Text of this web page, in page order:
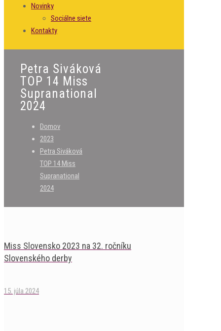
Novinky
Sociálne siete
Kontakty
Petra Siváková
TOP 14 Miss
Supranational
2024
Domov
2023
Petra Siváková
TOP 14 Miss
Supranational
2024
Miss Slovensko 2023 na 32. ročníku
Slovenského derby
15. júla 2024